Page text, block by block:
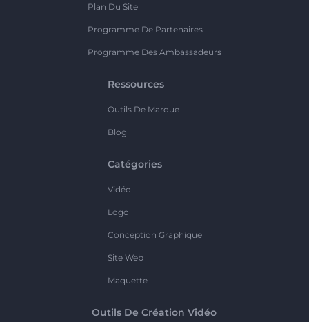
Plan Du Site
Programme De Partenaires
Programme Des Ambassadeurs
Ressources
Outils De Marque
Blog
Catégories
Vidéo
Logo
Conception Graphique
Site Web
Maquette
Outils De Création Vidéo